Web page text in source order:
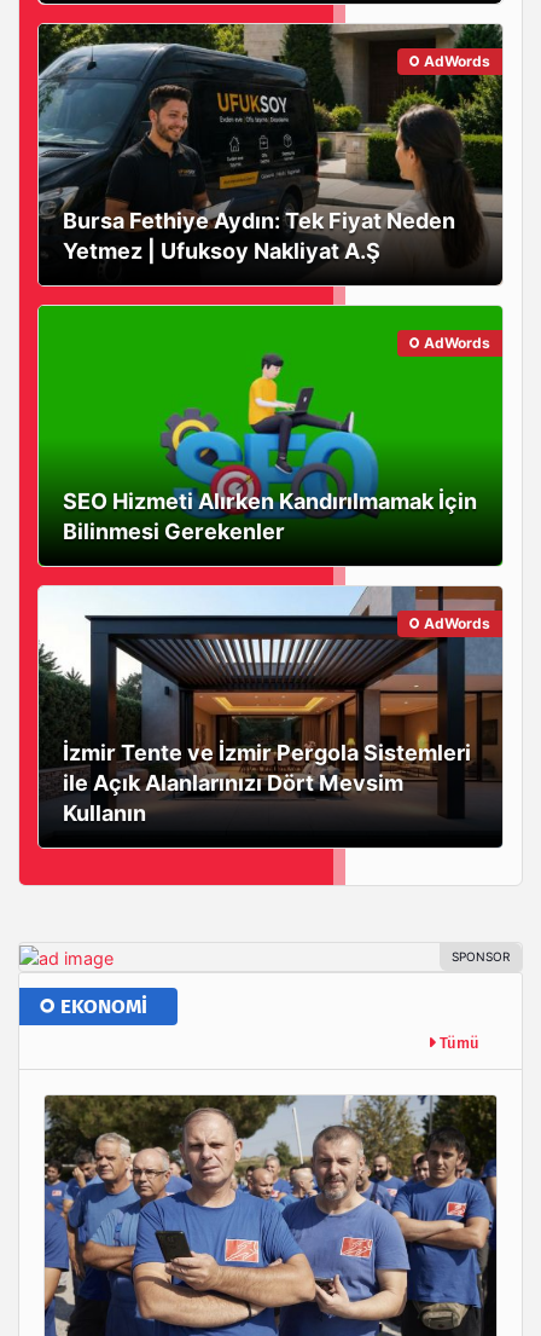
AdWords
Bursa Fethiye Aydın: Tek Fiyat Neden
Yetmez | Ufuksoy Nakliyat A.Ş
AdWords
SEO Hizmeti Alırken Kandırılmamak İçin
Bilinmesi Gerekenler
AdWords
İzmir Tente ve İzmir Pergola Sistemleri
ile Açık Alanlarınızı Dört Mevsim
Kullanın
EKONOMİ
Tümü